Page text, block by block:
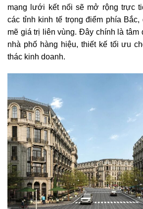
mạng lưới kết nối sẽ mở rộng trực
các tỉnh kinh tế trọng điểm phía Bắc,
mẽ giá trị liên vùng. Đây chính là tâm
nhà phố hàng hiệu, thiết kế tối ưu
thác kinh doanh.